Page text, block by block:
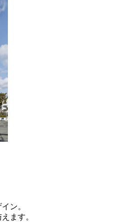
ン。
ます。